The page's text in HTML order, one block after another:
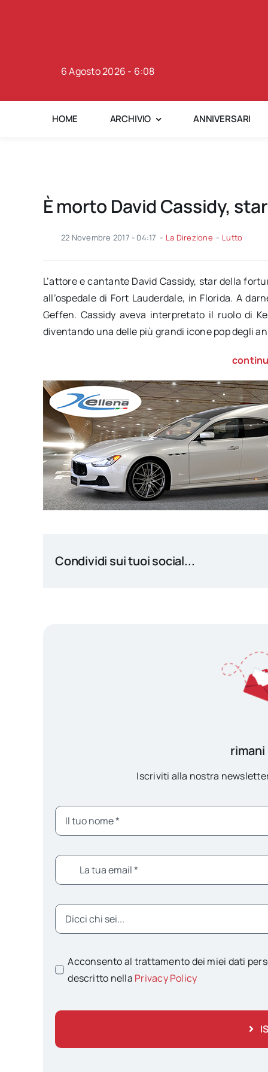
6 Agosto 2026 - 6:08
HOME ARCHIVIO ANNIVERSARI
È morto David Cassidy,
22 Novembre 2017 - 04:17 - La Direzione - Lutto
L’attore e cantante David Cassidy, star della
all’ospedale di Fort Lauderdale, in Florida. A
Geffen. Cassidy aveva interpretato il ruolo di
diventando una delle più grandi icone pop degli
Condividi sui tuoi social...
Iscriviti alla nostra
Acconsento al trattamento dei miei dati
descritto nella Privacy Policy